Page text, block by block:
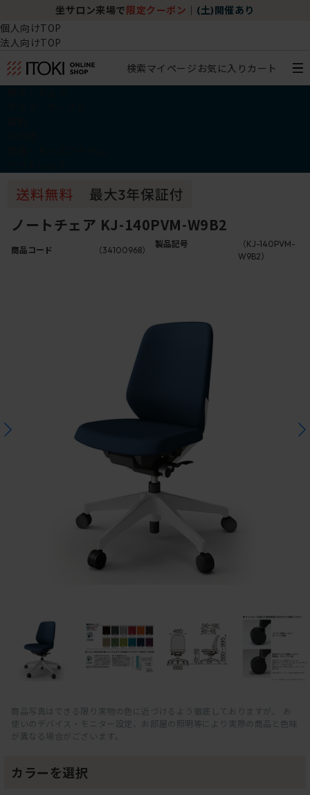
坐サロン来場で 限定クーポン (土)開催あり
個人向けTOP
法人向けTOP
検索マイページ お気に入り カート
ノートチェア KJ-140PVM-W9B2
商品コード （34100968）
製品記号
（KJ-140PVM-
W9B2）
商品写真はできる限り実物の色に近づけるよう徹底しておりますが、 お
使いのデバイス・モニター設定、お部屋の照明等により実際の商品と色味
が異なる場合がございます。
カラーを選択